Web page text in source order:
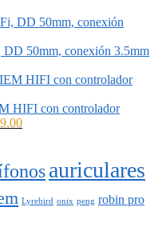
50mm, conexión 3.5mm
precio
1,249.00.
HIFI con controlador
El
S/629.00.auriculares
Lyrebird onix peng robin pro